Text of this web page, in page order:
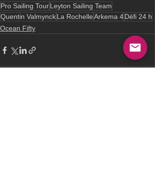
Pro Sailing TourLeyton Sailing Team
Quentin ValmynckLa RochelleArkema 4Défi 24 h
Ocean Fifty